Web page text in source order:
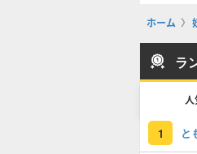
ホーム
ラ
人
1 と